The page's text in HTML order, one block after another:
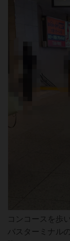
コンコースを歩
バスターミナル